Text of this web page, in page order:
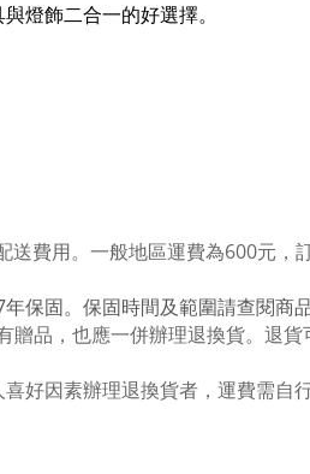
燈飾二合一的好選擇。
送費用。一般地區運費為600元，
年保固。保固時間及範圍請查閱商品
品，也應一併辦理退換貨。退
好因素辦理退換貨者，運費需自